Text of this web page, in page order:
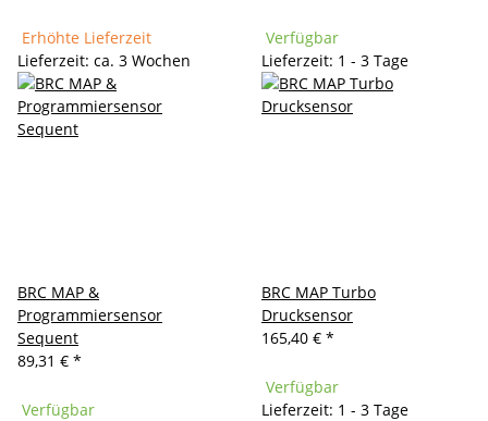
Erhöhte Lieferzeit
Lieferzeit: ca. 3 Wochen
Verfügbar
Lieferzeit: 1 - 3 Tage
BRC MAP &
Programmiersensor
Sequent
89,31 € *
Verfügbar
BRC MAP Turbo
Drucksensor
165,40 € *
Verfügbar
Lieferzeit: 1 - 3 Tage